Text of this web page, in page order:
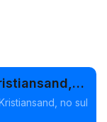
no sul